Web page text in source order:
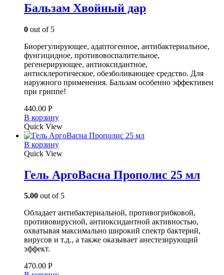
Бальзам Хвойный дар
0 out of 5
Биорегулирующее, адаптогенное, антибактериальное,
фунгицидное, противовоспалительное,
регенерирующее, антиоксидантное,
антисклеротическое, обезболивающее средство. Для
наружного применения. Бальзам особенно эффективен
при гриппе!
440.00 Р
В корзину
Quick View
В корзину
Quick View
Гель АргоВасна Прополис 25 мл
5.00 out of 5
Обладает антибактериальной, противогрибковой,
противовирусной, антиоксидантной активностью,
охватывая максимально широкий спектр бактерий,
вирусов и т.д., а также оказывает анестезирующий
эффект.
470.00 Р